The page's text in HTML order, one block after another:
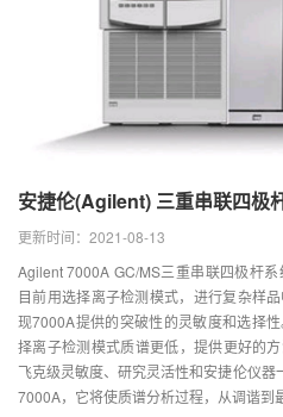
安捷伦(Agilent) 三重串联四极
更新时间：2021-08-13
Agilent 7000A GC/MS三重串联四极杆
目前用选择离子检测模式，进行复杂样
现7000A提供的突破性的灵敏度和选择
择离子检测模式质谱更低，提供更好的
飞克级灵敏度、研究灵活性和安捷伦仪
7000A，它将使质谱分析过程，从调谐到